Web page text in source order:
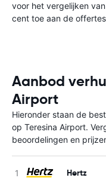
voor het vergelijken
cent toe aan de
Aanbod
Airport
Hieronder staan de
op Teresina Airport.
beoordelingen en
Hertz